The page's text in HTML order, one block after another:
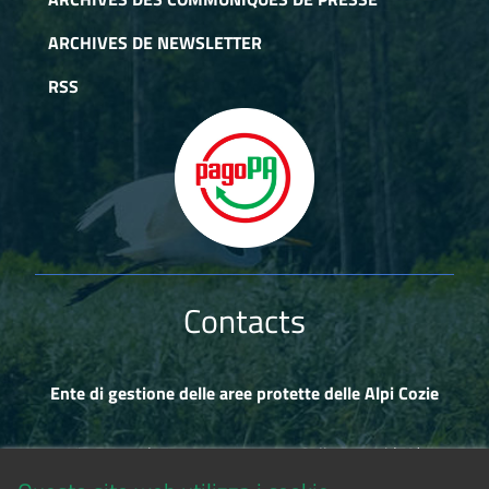
ARCHIVES DE NEWSLETTER
RSS
Contacts
Ente di gestione delle aree protette delle Alpi Cozie
Via Fransuà Fontan, 1 - 10050 Salbertrand (TO)